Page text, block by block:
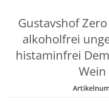
Gustavshof Zero
alkoholfrei
histaminfrei
Wein